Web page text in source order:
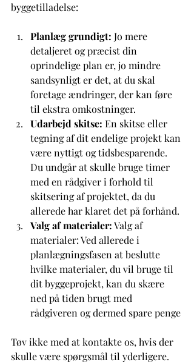
byggetilladelse:
Planlæg grundigt: Jo mere
detaljeret og præcist din
oprindelige plan er, jo mindre
sandsynligt er det, at du skal
foretage ændringer, der kan føre
til ekstra omkostninger.
Udarbejd skitse: En skitse eller
tegning af dit endelige projekt kan
være nyttigt og tidsbesparende.
Du undgår at skulle bruge timer
med en rådgiver i forhold til
skitsering af projektet, da du
allerede har klaret det på forhånd.
Valg af materialer: Valg af
materialer: Ved allerede i
planlægningsfasen at beslutte
hvilke materialer, du vil bruge til
dit byggeprojekt, kan du skære
ned på tiden brugt med
rådgiveren og dermed spare penge
Tøv ikke med at kontakte os, hvis der
skulle være spørgsmål til yderligere.